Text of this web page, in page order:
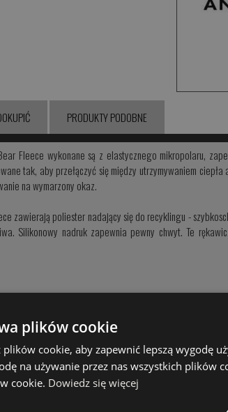
PRODUKTY PODOBNE
Fleece wykonane są z elastycznego mikropolaru,
tak, aby przełączyć się między utrzymywaniem
na wymarzony okaz.
zawierają poliester nadający się do recyklingu -
Silikonowy nadruk zapewnia pewny chwyt. Te
CENA
plików cookie
cookie, aby zapewnić lepszą wygodę
na używanie przez nas wszystkich plików
cookie. Dowiedz się więcej